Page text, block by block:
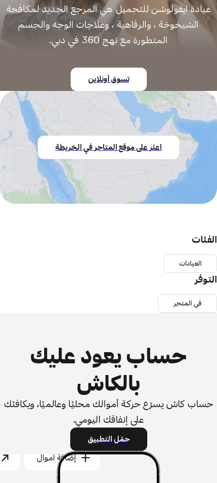
عيادة ايفولوشن للتجميل هي المرجع الجديد لمكافحة
الشيخوخة ، والرفاهية ، وعلاجات الوجه والجسم
المتطورة مع نهج 360 في دبي.
تسوق أونلاين
اعثر على موقع المتاجر في الخريطة
الفئات
العيادات
التوفر
في المتجر
حساب يعود عليك
بالكاش
حساب كاش يسرّع حركة أموالك محليًا وعالميًا، ويكافئك
على إنفاقك اليومي.
حمّل التطبيق